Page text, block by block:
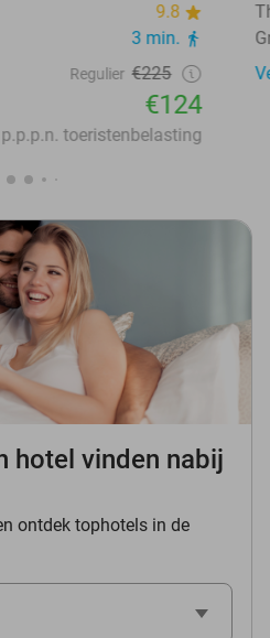
9.8
3 min.
Regulier €225
€124
toeristenbelasting
hotel vinden nabij
ontdek tophotels in de